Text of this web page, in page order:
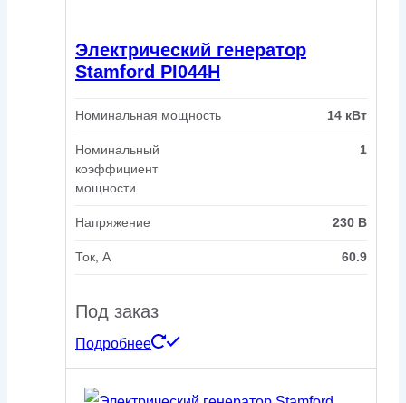
Электрический генератор
Stamford PI044H
Номинальная мощность 14 кВт
Номинальный
коэффициент
мощности
1
Напряжение 230 В
Ток, А 60.9
Под заказ
Подробнее